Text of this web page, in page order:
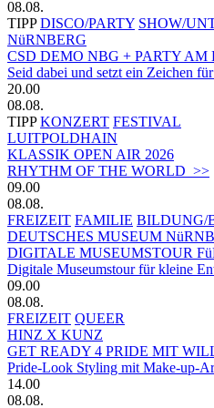
08.08.
TIPP DISCO/PARTY SHOW/
NüRNBERG
CSD DEMO NBG + PARTY
Seid dabei und setzt ein Zeichen
20.00
08.08.
TIPP KONZERT FESTIVAL
LUITPOLDHAIN
KLASSIK OPEN AIR 2026
RHYTHM OF THE WORLD >>
09.00
08.08.
FREIZEIT FAMILIE BILDUNG/
DEUTSCHES MUSEUM
DIGITALE MUSEUMSTOUR
Digitale Museumstour für kleine
09.00
08.08.
FREIZEIT QUEER
HINZ X KUNZ
GET READY 4 PRIDE MIT
Pride-Look Styling mit Make-up-
14.00
08.08.